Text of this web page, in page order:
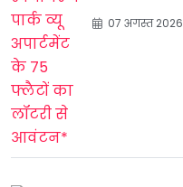
07 अगस्त 2026